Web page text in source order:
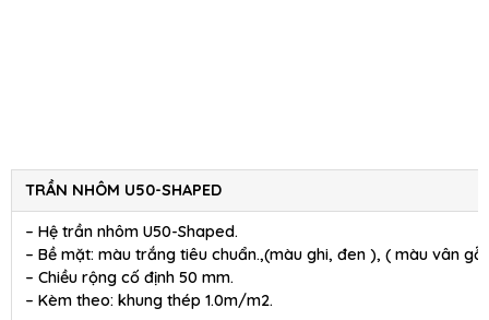
TRẦN NHÔM U50-SHAPED
– Hệ trần nhôm U50-Shaped.
– Bề mặt: màu trắng tiêu chuẩn.,(màu ghi, đen ), ( màu vân gỗ
– Chiều rộng cố định 50 mm.
– Kèm theo: khung thép 1.0m/m2.